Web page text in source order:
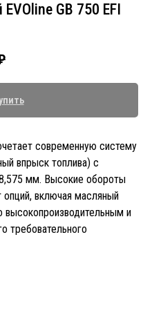
GB 750 EFI
современную систему
впрыск топлива) с
мм. Высокие обороты
включая масляный
высокопроизводительным и
требовательного